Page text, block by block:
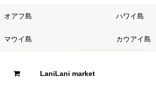
オアフ島 ハワイ島
マウイ島 カウアイ島
LaniLani market